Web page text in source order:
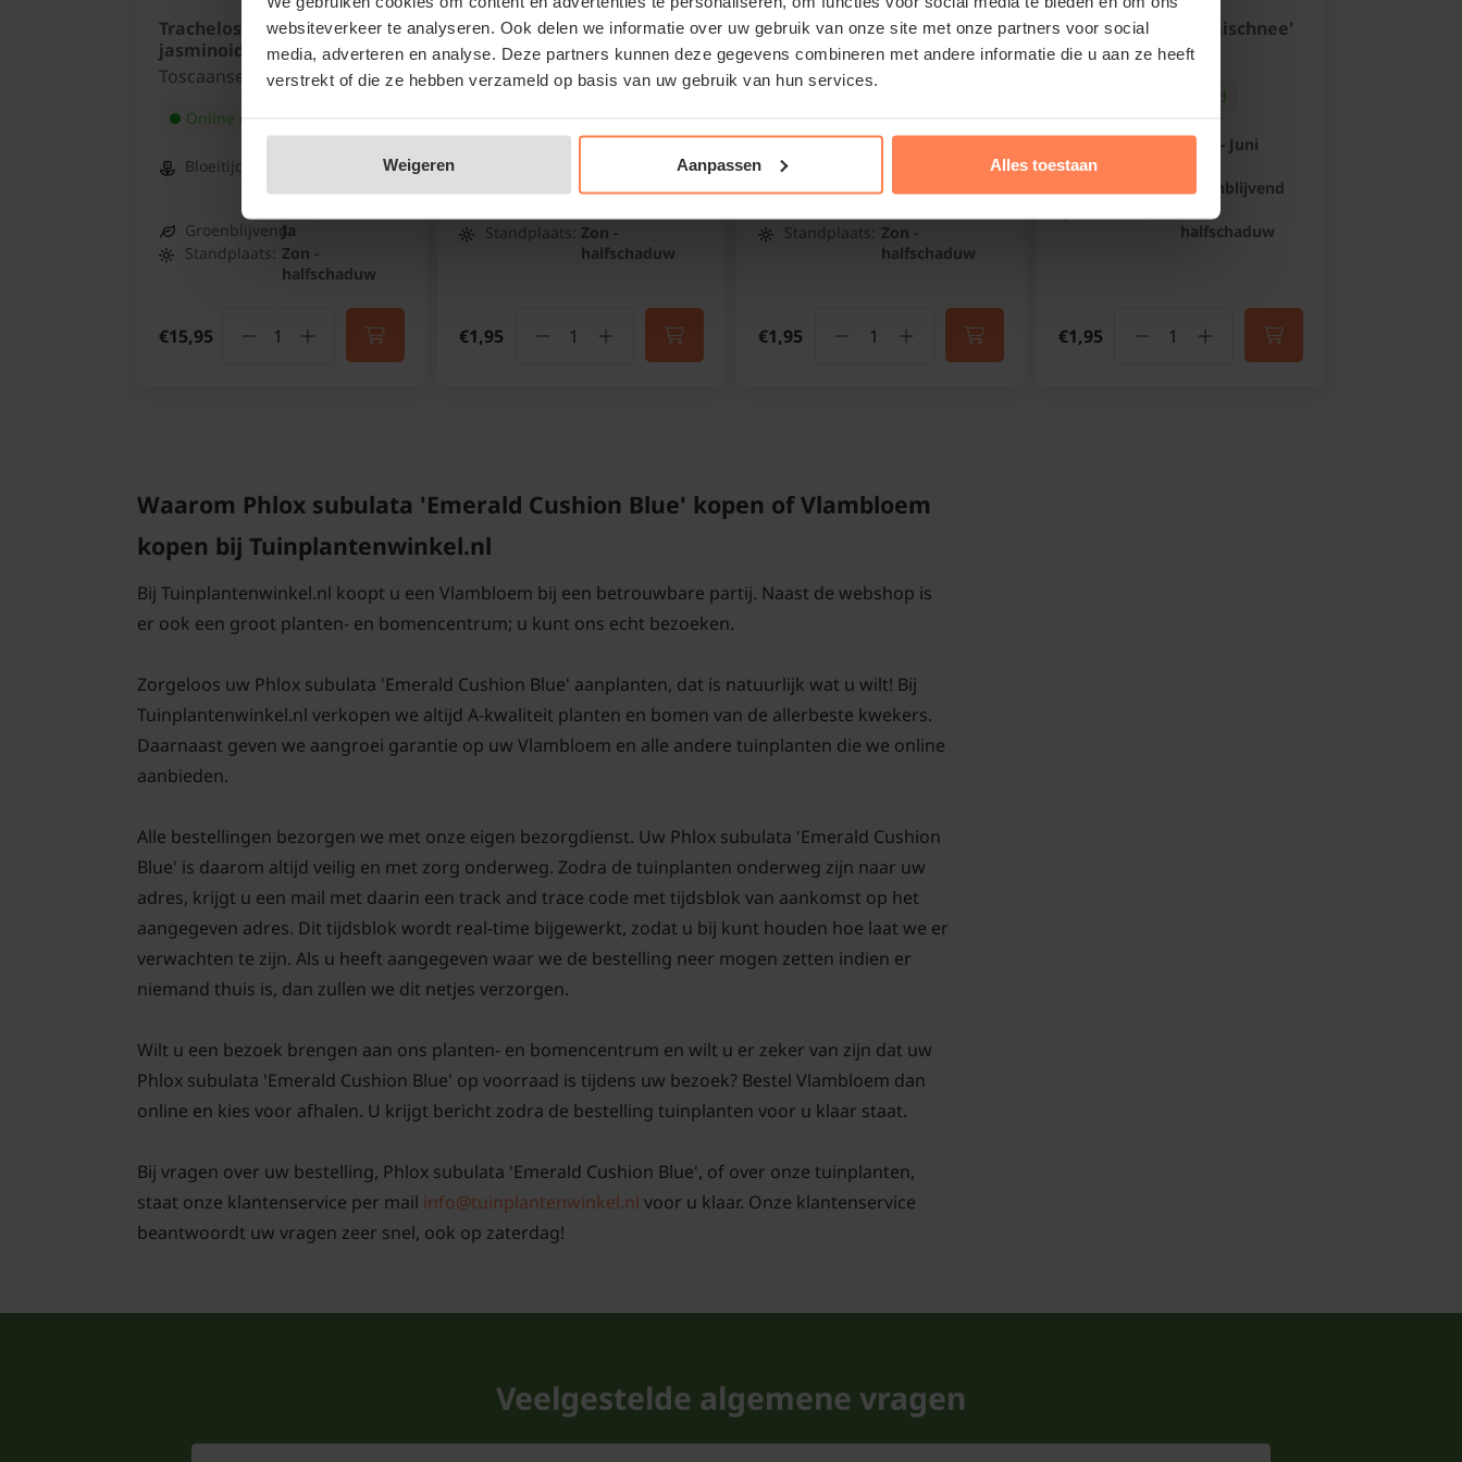
websiteverkeer te analyseren. Ook delen we informatie over uw gebruik van onze site met onze partners voor social
media, adverteren en analyse. Deze partners kunnen deze gegevens combineren met andere informatie die u aan ze heeft
verstrekt of die ze hebben verzameld op basis van uw gebruik van hun services.
Weigeren Aanpassen Alles toestaan
Trachelospermum
jasminoides
Toscaanse jasmijn
Online op voorraad
Bloeitijd:
Groenblijvend:
Ja
Standplaats: Zon -
halfschaduw
€15,95
Phlox subulata
'Atropurpurea'
Vlambloem
Groenblijvend:Half
Standplaats: Zon -
halfschaduw
€1,95
Phlox subulata
'Candystripes'
Vlambloem
Bloeitijd:
Groenblijvend:Half
Standplaats: Zon -
halfschaduw
€1,95
Phlox subulata 'Maischnee'
Vlambloem
Online op voorraad
April - Juni
Groenblijvend:
groenblijvend
halfschaduw
€1,95
Waarom Phlox subulata 'Emerald Cushion Blue' kopen of Vlambloem
kopen bij Tuinplantenwinkel.nl
Bij Tuinplantenwinkel.nl koopt u een Vlambloem bij een betrouwbare partij. Naast de webshop is
er ook een groot planten- en bomencentrum; u kunt ons echt bezoeken.
Zorgeloos uw Phlox subulata 'Emerald Cushion Blue' aanplanten, dat is natuurlijk wat u wilt! Bij
Tuinplantenwinkel.nl verkopen we altijd A-kwaliteit planten en bomen van de allerbeste kwekers.
Daarnaast geven we aangroei garantie op uw Vlambloem en alle andere tuinplanten die we online
aanbieden.
Alle bestellingen bezorgen we met onze eigen bezorgdienst. Uw Phlox subulata 'Emerald Cushion
Blue' is daarom altijd veilig en met zorg onderweg. Zodra de tuinplanten onderweg zijn naar uw
adres, krijgt u een mail met daarin een track and trace code met tijdsblok van aankomst op het
aangegeven adres. Dit tijdsblok wordt real-time bijgewerkt, zodat u bij kunt houden hoe laat we er
verwachten te zijn. Als u heeft aangegeven waar we de bestelling neer mogen zetten indien er
niemand thuis is, dan zullen we dit netjes verzorgen.
Wilt u een bezoek brengen aan ons planten- en bomencentrum en wilt u er zeker van zijn dat uw
Phlox subulata 'Emerald Cushion Blue' op voorraad is tijdens uw bezoek? Bestel Vlambloem dan
online en kies voor afhalen. U krijgt bericht zodra de bestelling tuinplanten voor u klaar staat.
Bij vragen over uw bestelling, Phlox subulata 'Emerald Cushion Blue', of over onze tuinplanten,
staat onze klantenservice per mail info@tuinplantenwinkel.nl voor u klaar. Onze klantenservice
beantwoordt uw vragen zeer snel, ook op zaterdag!
Veelgestelde algemene vragen